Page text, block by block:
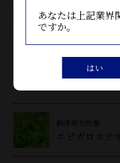
中途覚醒時間減少
ヤナギランエ
認知機能維持、前
動体視力改善
エピガロカテ
あなたは上記業界
ですか。
はい